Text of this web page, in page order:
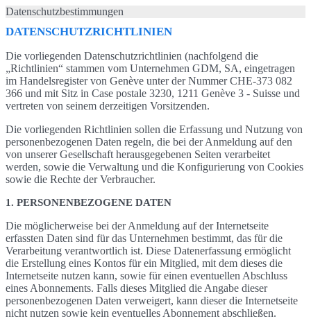
Datenschutzbestimmungen
DATENSCHUTZRICHTLINIEN
Die vorliegenden Datenschutzrichtlinien (nachfolgend die
„Richtlinien“ stammen vom Unternehmen GDM, SA, eingetragen
im Handelsregister von Genève unter der Nummer CHE-373 082
366 und mit Sitz in Case postale 3230, 1211 Genève 3 - Suisse und
vertreten von seinem derzeitigen Vorsitzenden.
Die vorliegenden Richtlinien sollen die Erfassung und Nutzung von
personenbezogenen Daten regeln, die bei der Anmeldung auf den
von unserer Gesellschaft herausgegebenen Seiten verarbeitet
werden, sowie die Verwaltung und die Konfigurierung von Cookies
sowie die Rechte der Verbraucher.
1. PERSONENBEZOGENE DATEN
Die möglicherweise bei der Anmeldung auf der Internetseite
erfassten Daten sind für das Unternehmen bestimmt, das für die
Verarbeitung verantwortlich ist. Diese Datenerfassung ermöglicht
die Erstellung eines Kontos für ein Mitglied, mit dem dieses die
Internetseite nutzen kann, sowie für einen eventuellen Abschluss
eines Abonnements. Falls dieses Mitglied die Angabe dieser
personenbezogenen Daten verweigert, kann dieser die Internetseite
nicht nutzen sowie kein eventuelles Abonnement abschließen.